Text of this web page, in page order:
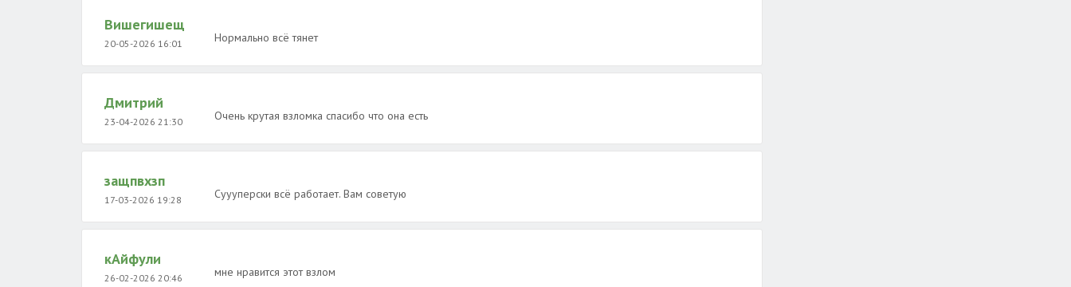
Вишегишещ
20-05-2026 16:01 Нормально всё тянет
Дмитрий
23-04-2026 21:30 Очень крутая взломка спасибо что она есть
защпвхзп
17-03-2026 19:28 Суууперски всë работает. Вам советую
кАйфули
26-02-2026 20:46 мне нравится этот взлом